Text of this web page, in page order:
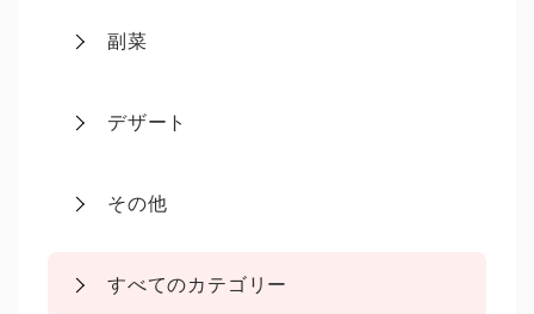
副菜
デザート
その他
すべてのカテゴリー